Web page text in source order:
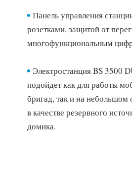
ЕЩЁ БОЛЬШЕ
Станция оснащена двумя розетками
розеткой 220В /32А для
Для розеток 16А установлены
Панель управления
розетками, защитой от
многофункциональным
Электростанция BS 3500
подойдет как для работы
бригад, так и на небольшом
в качестве резервного
домика.